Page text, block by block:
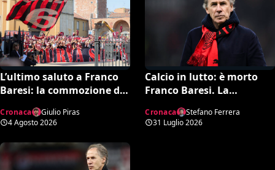
L’ultimo saluto a Franco
Baresi: la commozione di
suo eterno Capitano
Cronaca
Giulio Piras
4 Agosto 2026
Calcio in lutto: è morto
Franco Baresi. La
66 anni
Cronaca
Stefano Ferrera
31 Luglio 2026